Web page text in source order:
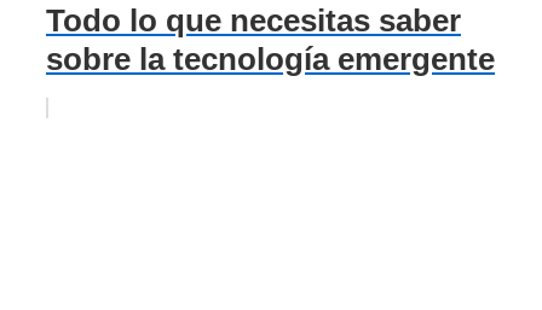
Todo lo que necesitas saber
sobre la tecnología emergente